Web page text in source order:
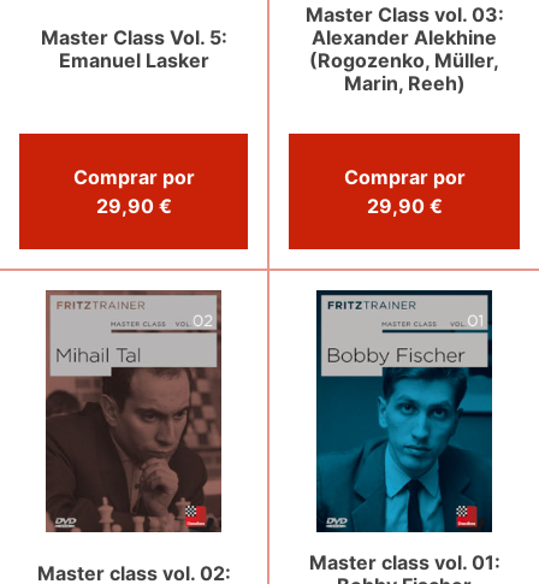
Master Class Vol. 5:
Emanuel Lasker
Comprar por
29,90 €
Master Class vol. 03:
Alexander Alekhine
(Rogozenko, Müller,
Marin, Reeh)
Comprar por
29,90 €
Master class vol. 02:
Master class vol. 01: